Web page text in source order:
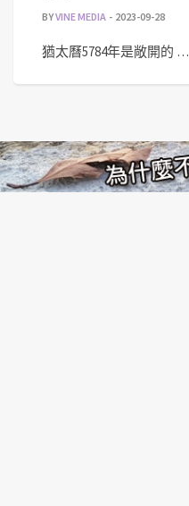
BYVINE MEDIA 2023-09-28
猶太曆5784年是敞開的 …